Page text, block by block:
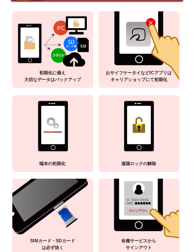
初期化に備え
大切なデータはバックアップ
おサイフケータイなどICアプリは
キャリアショップにて初期化
端末の初期化 遠隔ロックの解除
SIMカード・SDカード
は必ず抜く
各種サービスから
サインアウト